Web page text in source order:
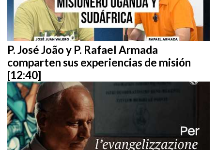
P. José João y P. Rafael Armada
comparten sus experiencias de misión
[12:40]